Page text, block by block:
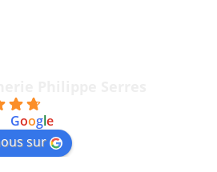
Philippe Serres
Google
sur